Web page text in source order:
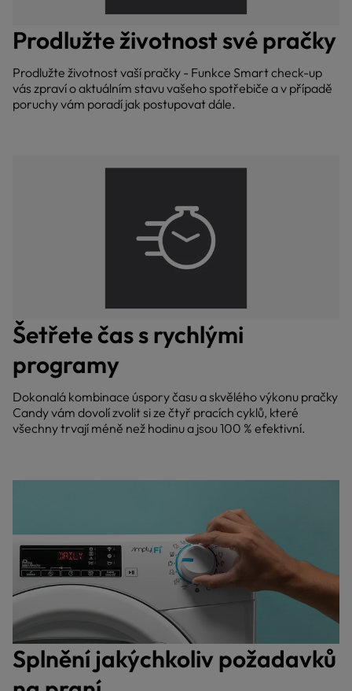
Prodlužte životnost své pračky
Prodlužte životnost vaší pračky - Funkce Smart check-up
vás zpraví o aktuálním stavu vašeho spotřebiče a v případě
poruchy vám poradí jak postupovat dále.
Šetřete čas s rychlými
programy
Dokonalá kombinace úspory času a skvělého výkonu pračky
Candy vám dovolí zvolit si ze čtyř pracích cyklů, které
všechny trvají méně než hodinu a jsou 100 % efektivní.
Splnění jakýchkoliv požadavků